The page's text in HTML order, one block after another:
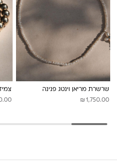
שרשרת מריאן וינטג פנינה
₪ 1,750.00